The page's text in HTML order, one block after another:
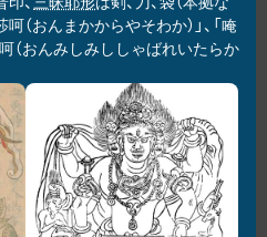
（おんまかからやそわか）」、「唵
（おんみしみししゃばれいたらか